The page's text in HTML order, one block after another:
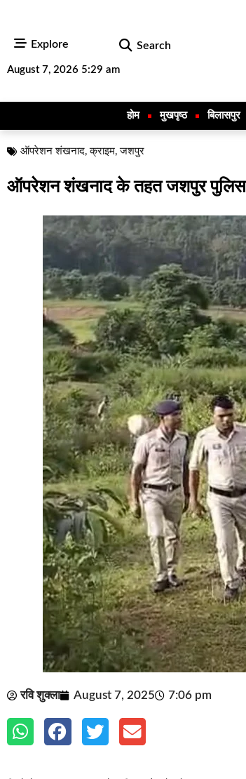
Explore Search
August 7, 2026 5:29 am
होम मुखपृष्ठ बिलासपुर
ऑपरेशन शंखनाद,क्राइम,जशपुर
ऑपरेशन शंखनाद के तहत जशपुर पुलिस
रवि शुक्ला August 7, 2025 7:06 pm